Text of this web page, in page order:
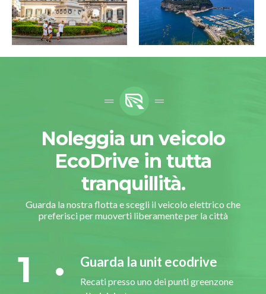
Noleggia un veicolo
EcoDrive in tutta
tranquillità.
Guarda la nostra flotta e scegli il veicolo elettrico che
preferisci per muoverti liberamente per la città
1 Guarda la unit ecodrive
Recati presso uno dei punti greenzone